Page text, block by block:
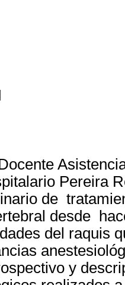
Pereira
de
desde
del raquis
y